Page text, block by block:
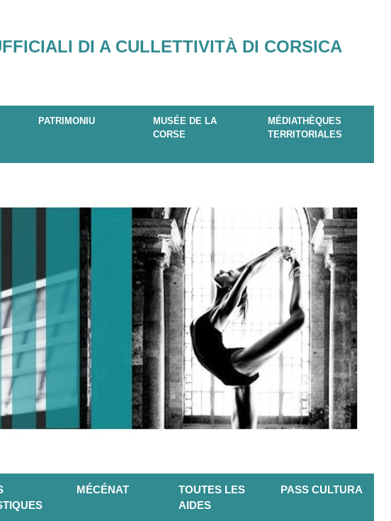
DI A CULLETTIVITÀ DI CORSICA
PATRIMONIU
MUSÉE DE LA
CORSE
MÉDIATHÈQUES
TERRITORIALES
MÉCÉNAT
TOUTES LES
AIDES
PASS CULTURA